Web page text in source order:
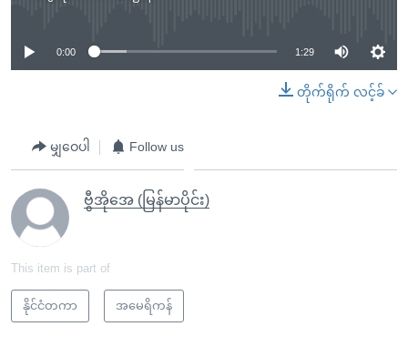
No media source currently available
0:00 1:29
တိုက်ရိုက် လင့်ခ်
မျှဝေပါ Follow us
ဗွီအိုအေ (မြန်မာပိုင်း)
This item is part of
နိုင်ငံတကာ အမေရိကန်